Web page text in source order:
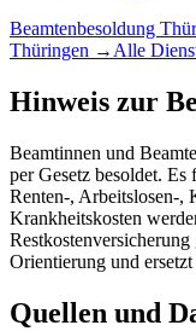
Beamtenbesoldung
Thüringen → Alle
Hinweis zur
Beamtinnen und
per Gesetz besoldet.
Renten-, Arbeitslosen-,
Krankheitskosten
Orientierung und
Quellen und